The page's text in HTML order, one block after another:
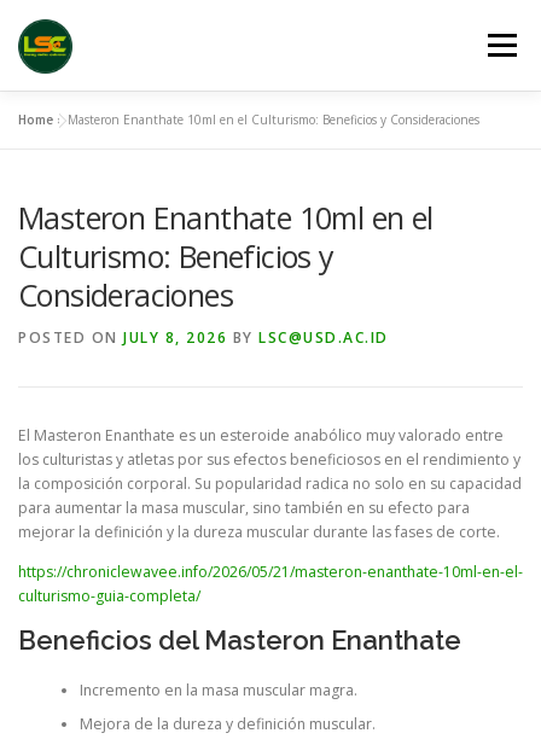
content
Menu
ACCEPTED ABSTRACTS VENUES LINKS
Home »Masteron Enanthate 10ml en el Culturismo: Beneficios y Consideraciones
Masteron Enanthate 10ml en el
Culturismo: Beneficios y
Consideraciones
POSTED ON JULY 8, 2026 BY LSC@USD.AC.ID
El Masteron Enanthate es un esteroide anabólico muy valorado entre
los culturistas y atletas por sus efectos beneficiosos en el rendimiento y
la composición corporal. Su popularidad radica no solo en su capacidad
para aumentar la masa muscular, sino también en su efecto para
mejorar la definición y la dureza muscular durante las fases de corte.
https://chroniclewavee.info/2026/05/21/masteron-enanthate-10ml-en-el-
culturismo-guia-completa/
Beneficios del Masteron Enanthate
Incremento en la masa muscular magra.
Mejora de la dureza y definición muscular.